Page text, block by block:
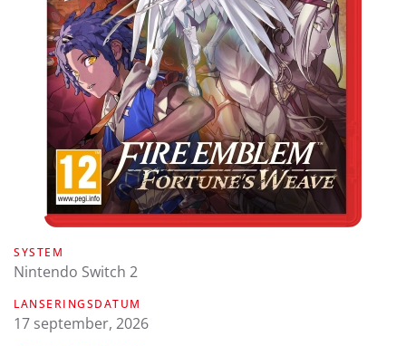
SYSTEM
Nintendo Switch 2
LANSERINGSDATUM
17 september, 2026